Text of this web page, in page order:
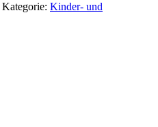
Kategorie: Kinder- und